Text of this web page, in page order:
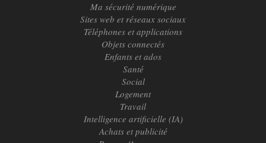
Ma sécurité numérique
Sites web et réseaux sociaux
Téléphones et applications
Objets connectés
Enfants et ados
Santé
Social
Logement
Travail
Intelligence artificielle (IA)
Achats et publicité